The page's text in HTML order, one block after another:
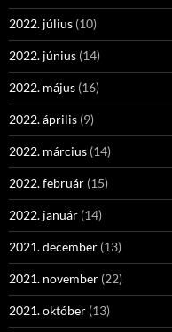
2022. július (10)
2022. június (14)
2022. május (16)
2022. április (9)
2022. március (14)
2022. február (15)
2022. január (14)
2021. december (13)
2021. november (22)
2021. október (13)